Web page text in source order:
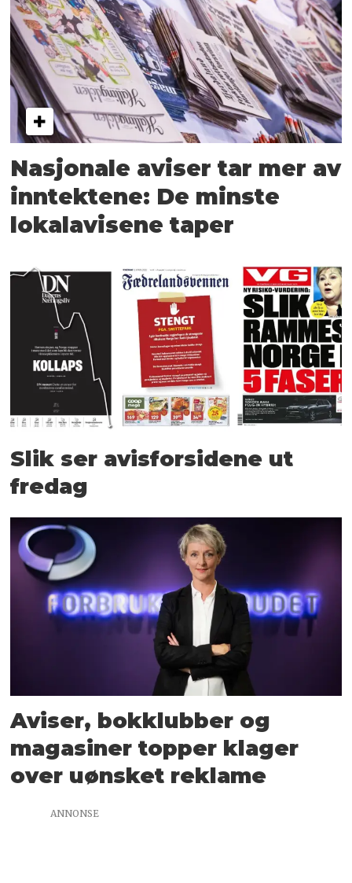
Nasjonale aviser tar mer av
inntektene: De minste
lokalavisene taper
Slik ser avisforsidene ut
fredag
Aviser, bokklubber og
magasiner topper klager
over uønsket reklame
ANNONSE